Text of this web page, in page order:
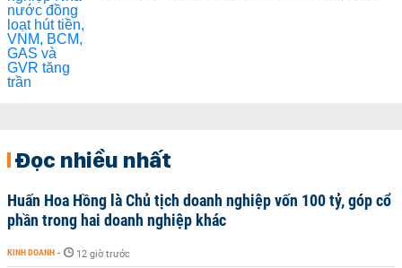
Đọc nhiều nhất
Huấn Hoa Hồng là Chủ tịch doanh nghiệp vốn 100 tỷ, góp cổ
phần trong hai doanh nghiệp khác
KINH DOANH - 12 giờ trước